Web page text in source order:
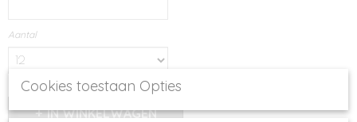
Aantal
IN WINKELWAGEN
Cookies toestaan Opties